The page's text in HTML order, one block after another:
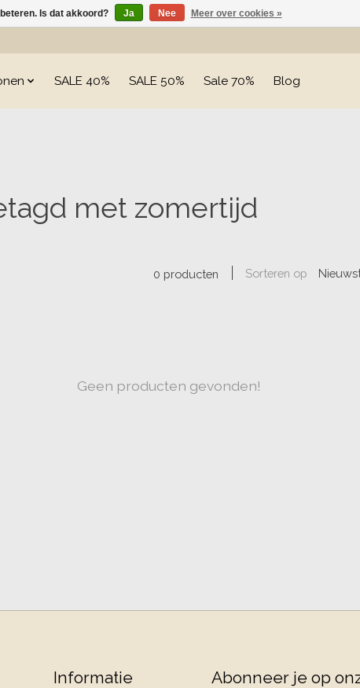
SALE 40% SALE 50% Sale 70% Blog
met zomertijd
0 producten Sorteren op
Geen producten gevonden!
Informatie Abonneer je op
Is dat akkoord? Ja Nee Meer over cookies »